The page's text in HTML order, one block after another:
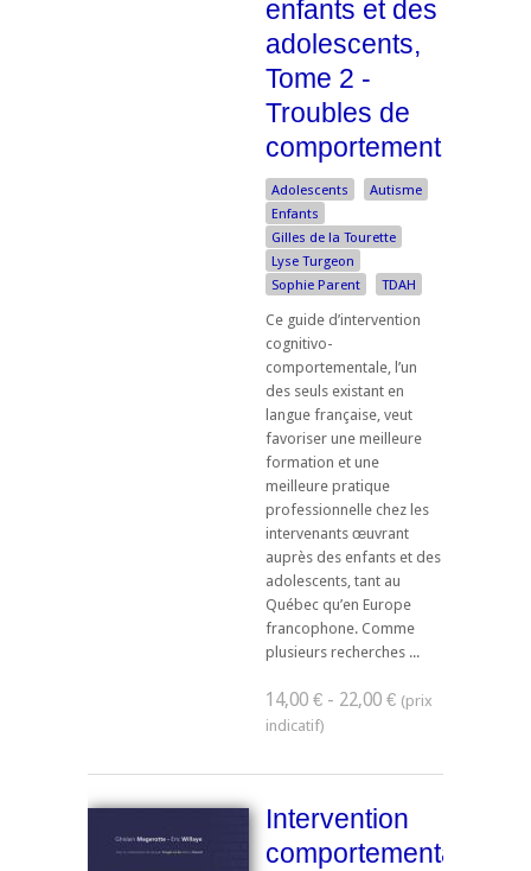
enfants et des
adolescents,
Tome 2 -
Troubles de
comportement
Adolescents
Autisme
Enfants
Gilles de la Tourette
Lyse Turgeon
Sophie Parent
TDAH
Ce guide d’intervention
cognitivo-
comportementale, l’un
des seuls existant en
langue française, veut
favoriser une meilleure
formation et une
meilleure pratique
professionnelle chez les
intervenants œuvrant
auprès des enfants et des
adolescents, tant au
Québec qu’en Europe
francophone. Comme
plusieurs recherches ...
14,00 € - 22,00 €
Intervention
comportementale